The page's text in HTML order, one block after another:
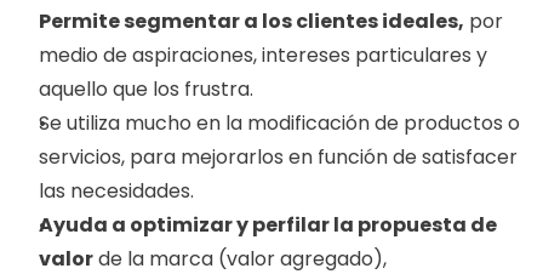
Permite segmentar a los clientes ideales, por
medio de aspiraciones, intereses particulares y
aquello que los frustra.
Se utiliza mucho en la modificación de productos o
servicios, para mejorarlos en función de satisfacer
las necesidades.
Ayuda a optimizar y perfilar la propuesta de
valor de la marca (valor agregado),